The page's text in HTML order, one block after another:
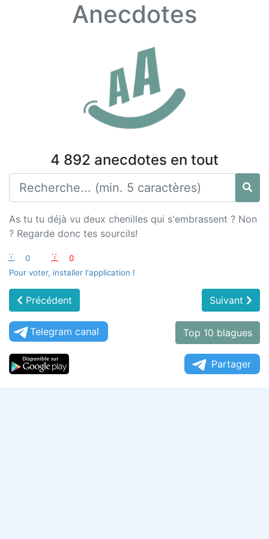
Anecdotes
4 892 anecdotes en tout
As tu tu déjà vu deux chenilles qui s'embrassent ? Non
? Regarde donc tes sourcils!
:-) 0 :-(
0
Pour voter, installer l'application !
Précédent Suivant
Telegram canal Top 10 blagues
Partager